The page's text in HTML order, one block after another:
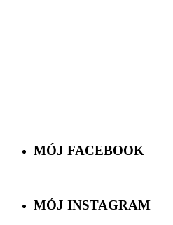
MÓJ FACEBOOK
MÓJ INSTAGRAM